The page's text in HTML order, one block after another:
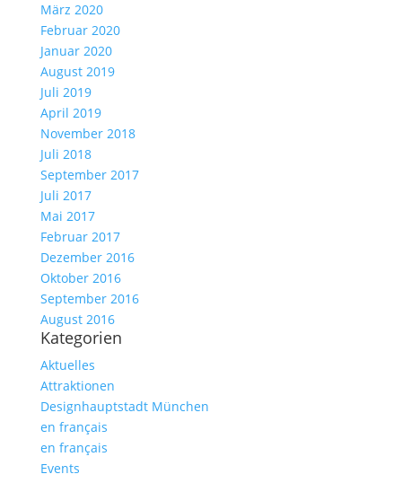
März 2020
Februar 2020
Januar 2020
August 2019
Juli 2019
April 2019
November 2018
Juli 2018
September 2017
Juli 2017
Mai 2017
Februar 2017
Dezember 2016
Oktober 2016
September 2016
August 2016
Kategorien
Aktuelles
Attraktionen
Designhauptstadt München
en français
en français
Events